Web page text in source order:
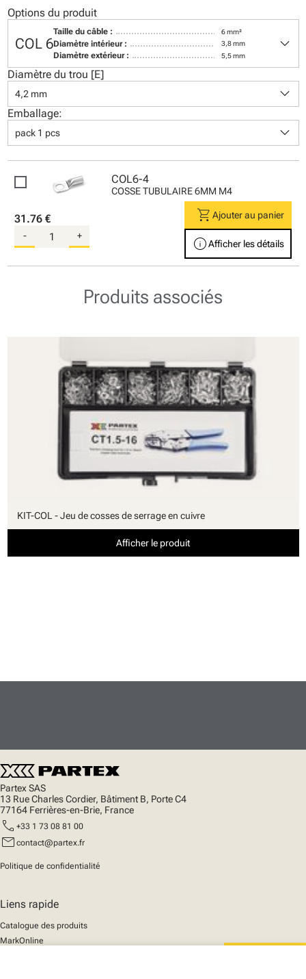
Options du produit
COL 6
Taille du câble : 6 mm²
Diamètre intérieur : 3,8 mm
Diamètre extérieur : 5,5 mm keyboard_arrow_down
Diamètre du trou [E]
4,2 mm keyboard_arrow_down
Emballage:
pack 1 pcs keyboard_arrow_down
COL6-4
COSSE TUBULAIRE 6MM M4
31.76 €
- +
shopping_cart Ajouter au panier
infoAfficher les détails
Produits associés
KIT-COL - Jeu de cosses de serrage en cuivre
Afficher le produit
Partex SAS
13 Rue Charles Cordier, Bâtiment B, Porte C4
77164 Ferrières-en-Brie, France
call +33 1 73 08 81 00
mail contact@partex.fr
Politique de confidentialité
Liens rapide
Catalogue des produits
MarkOnline